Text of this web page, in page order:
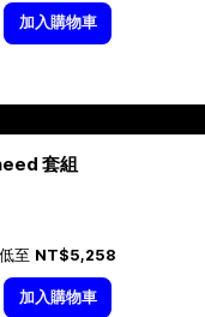
加入購物車
套組
低至 NT$5,258
加入購物車